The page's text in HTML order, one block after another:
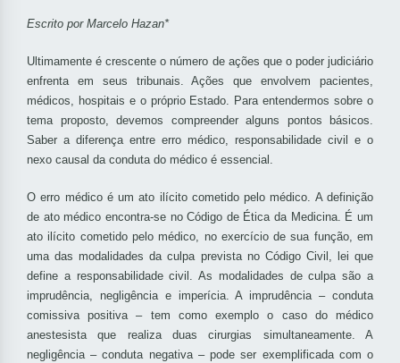
Escrito por Marcelo Hazan*
Ultimamente é crescente o número de ações que o poder judiciário
enfrenta em seus tribunais. Ações que envolvem pacientes,
médicos, hospitais e o próprio Estado. Para entendermos sobre o
tema proposto, devemos compreender alguns pontos básicos.
Saber a diferença entre erro médico, responsabilidade civil e o
nexo causal da conduta do médico é essencial.
O erro médico é um ato ilícito cometido pelo médico. A definição
de ato médico encontra-se no Código de Ética da Medicina. É um
ato ilícito cometido pelo médico, no exercício de sua função, em
uma das modalidades da culpa prevista no Código Civil, lei que
define a responsabilidade civil. As modalidades de culpa são a
imprudência, negligência e imperícia. A imprudência – conduta
comissiva positiva – tem como exemplo o caso do médico
anestesista que realiza duas cirurgias simultaneamente. A
negligência – conduta negativa – pode ser exemplificada com o